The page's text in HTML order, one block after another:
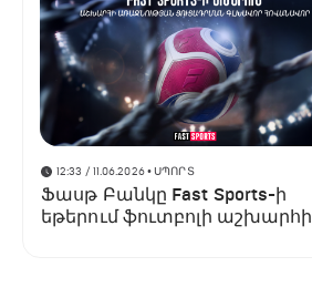
12:33 / 11.06.2026• ՍՊՈՐՏ
Ֆասթ Բանկը Fast Sports-ի
եթերում ֆուտբոլի աշխարհի